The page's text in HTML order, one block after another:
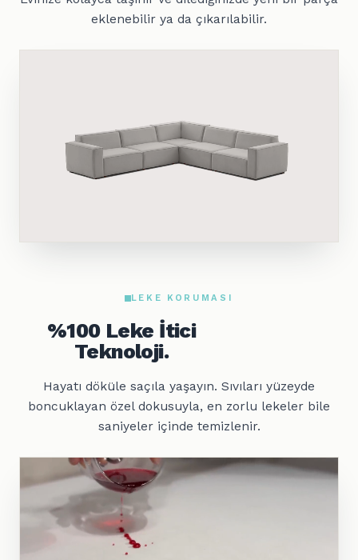
eklenebilir ya da çıkarılabilir.
LEKE KORUMASI
%100 Leke İtici
Teknoloji.
Hayatı döküle saçıla yaşayın. Sıvıları yüzeyde
boncuklayan özel dokusuyla, en zorlu lekeler bile
saniyeler içinde temizlenir.